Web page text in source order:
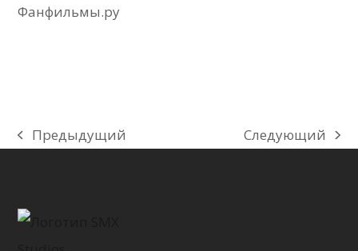
Фанфильмы.ру
previous
Предыдущий
next
Следующий